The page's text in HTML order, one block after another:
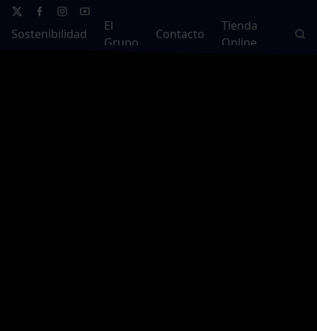
Sostenibilidad
El
Grupo
Contacto
Tienda
Online